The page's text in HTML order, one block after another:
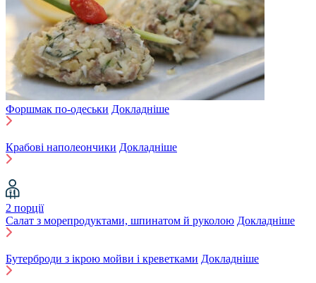
Форшмак по-одеськи Докладніше
Крабові наполеончики Докладніше
2 порції
Салат з морепродуктами, шпинатом й руколою Докладніше
Бутерброди з ікрою мойви і креветками Докладніше